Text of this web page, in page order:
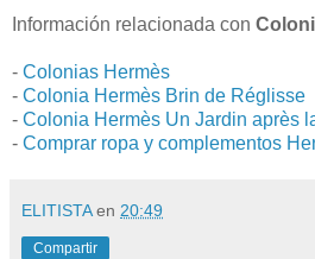
Información relacionada con
- Colonias Hermès
- Colonia Hermès Brin de Réglisse
- Colonia Hermès Un Jardin après
- Comprar ropa y complementos
ELITISTAen 20:49
Compartir